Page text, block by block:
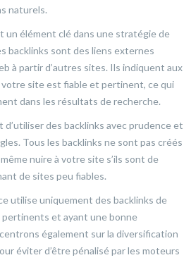
naturels.
un élément clé dans une stratégie de
backlinks sont des liens externes
à partir d’autres sites. Ils indiquent aux
site est fiable et pertinent, ce qui
dans les résultats de recherche.
des backlinks avec prudence et
Tous les backlinks ne sont pas créés
nuire à votre site s’ils sont de
de sites peu fiables.
utilise uniquement des backlinks de
et ayant une bonne
également sur la diversification
éviter d’être pénalisé par les moteurs